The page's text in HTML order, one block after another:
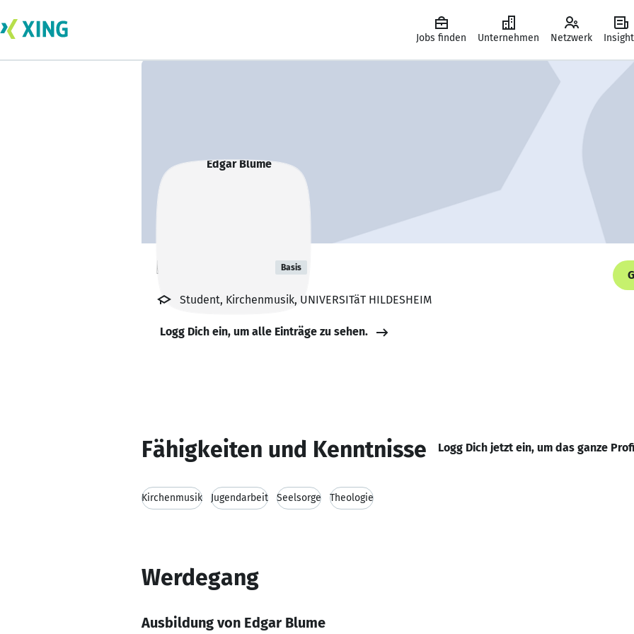
Jobs finden Unternehmen Netzwerk
Edgar Blume Basis
Student, Kirchenmusik, UNIVERSITäT HILDESHEIM
Logg Dich ein, um alle Einträge zu sehen.
Fähigkeiten und Kenntnisse Logg Dich jetzt ein, um das ganze
Kirchenmusik Jugendarbeit Seelsorge Theologie
Werdegang
Ausbildung von Edgar Blume